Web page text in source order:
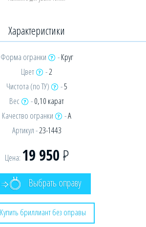
Характеристики
Форма огранки -Круг
Цвет
-2
Чистота (по ТУ)
-5
Вес
-0,10 карат
Качество огранки
-А
Артикул -23-1443
Цена: 19 950Р
Выбрать оправу
Купить бриллиант без оправы